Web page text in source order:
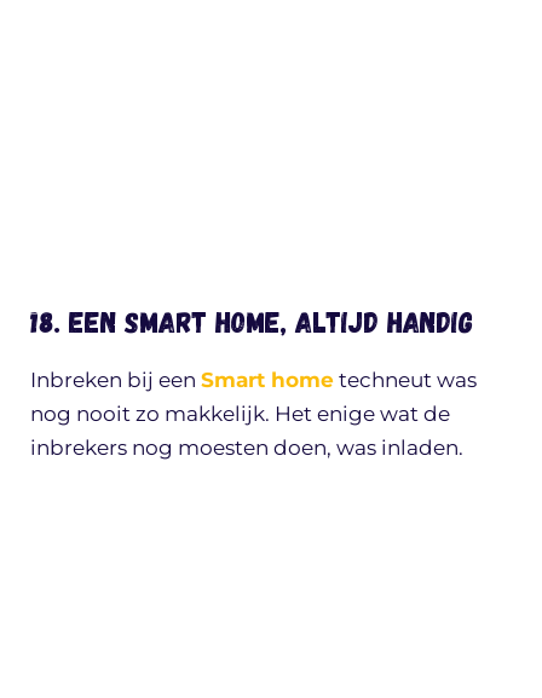
18. Een Smart home, altijd handig
Inbreken bij een Smart home techneut was
nog nooit zo makkelijk. Het enige wat de
inbrekers nog moesten doen, was inladen.